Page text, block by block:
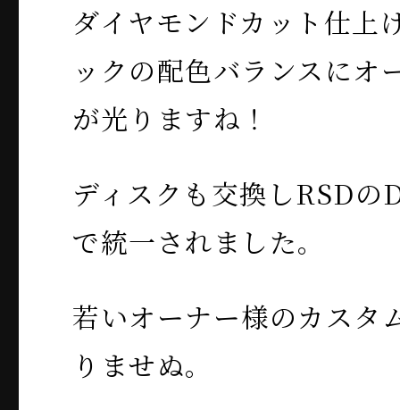
ダイヤモンドカット仕上
ックの配色バランスにオ
が光りますね！
ディスクも交換しRSD
で統一されました。
若いオーナー様のカスタ
りませぬ。